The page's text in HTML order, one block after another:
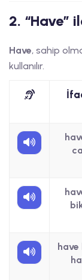
2. “Have”
Have, sahip
kullanılır.
have